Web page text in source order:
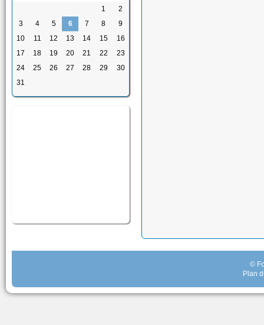
1
2
3
4 5 6 7 8
9
10
11 12 13 14 15
16
17
18 19 20 21 22
23
24
25 26 27 28 29
30
31
©
Plan